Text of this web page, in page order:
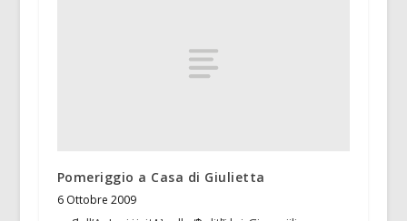
Pomeriggio a Casa di Giulietta
6 Ottobre 2009